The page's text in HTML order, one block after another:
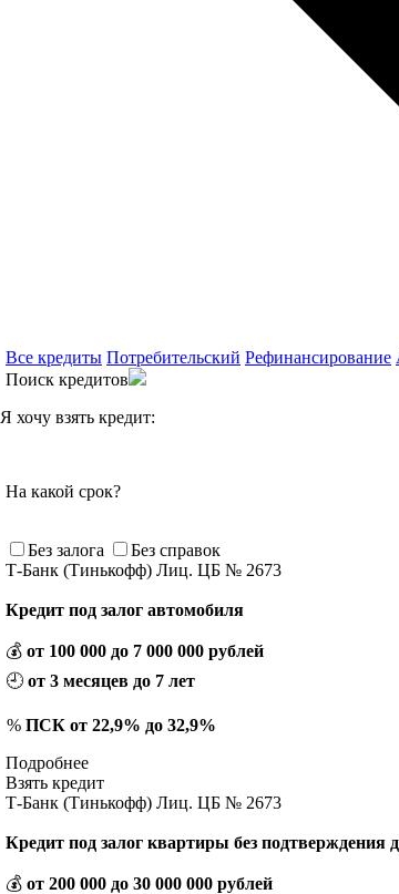
Все кредиты Потребительский Рефинансирование
Поиск кредитов
Я хочу взять кредит:
На какой срок?
Без залога
Без справок
Т-Банк (Тинькофф) Лиц. ЦБ № 2673
Кредит под залог автомобиля
💰 от 100 000 до 7 000 000 рублей
🕘 от 3 месяцев до 7 лет
% ПСК от 22,9% до 32,9%
Подробнее
Взять кредит
Т-Банк (Тинькофф) Лиц. ЦБ № 2673
Кредит под залог квартиры без подтверждения
💰 от 200 000 до 30 000 000 рублей